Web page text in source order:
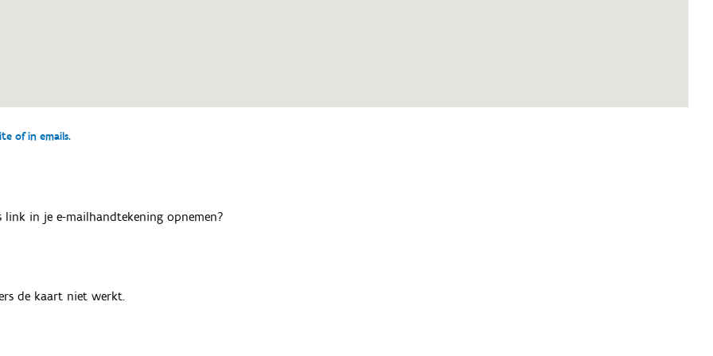
of in emails.
in je e-mailhandtekening opnemen?
de kaart niet werkt.